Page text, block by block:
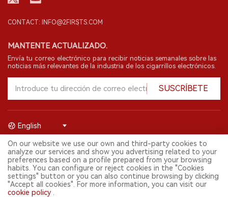
CONTACT: INFO@2FIRSTS.COM
MANTENTE ACTUALIZADO.
Envía tu correo electrónico para recibir noticias semanales sobre las
noticias más relevantes de la industria de los cigarrillos electrónicos.
SUSCRÍBETE
© 2026 Shenzhen 2FIRSTS Technology Co.,Ltd. Todos los derechos
reservados.
2FIRSTS solo es accesible para profesionales de la industria,
investigadores, medios y otros profesionales. El acceso por menores
está prohibido.
Este sitio web presta servicios a usuarios fuera del territorio chino
English
On our website we use our own and third-party cookies to
analyze our services and show you advertising related to your
preferences based on a profile prepared from your browsing
habits. You can configure or reject cookies in the "Cookies
settings" button or you can also continue browsing by clicking
"Accept all cookies". For more information, you can visit our
cookie policy